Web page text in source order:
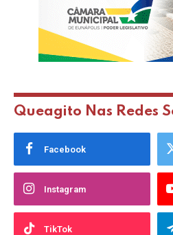
Queagito Nas Redes
Facebook
Instagram
TikTok